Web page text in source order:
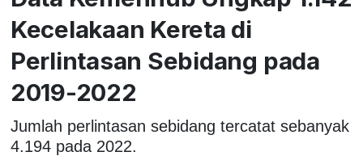
Kecelakaan Kereta di
Perlintasan Sebidang pada
2019-2022
Jumlah perlintasan sebidang tercatat sebanyak
4.194 pada 2022.